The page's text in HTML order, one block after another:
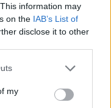
information may
on the IAB’s List of
disclose it to other
one or more Google
You may click to
third-party tags to
my